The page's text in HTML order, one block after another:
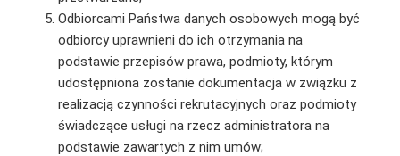
Odbiorcami Państwa danych osobowych mogą być
odbiorcy uprawnieni do ich otrzymania na
podstawie przepisów prawa, podmioty, którym
udostępniona zostanie dokumentacja w związku z
realizacją czynności rekrutacyjnych oraz podmioty
świadczące usługi na rzecz administratora na
podstawie zawartych z nim umów;